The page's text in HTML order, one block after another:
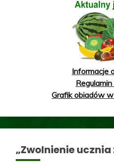
Informacje
Grafik obiadów
„Zwolnienie ucznia